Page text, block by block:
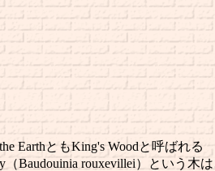
EarthともKing's Woodと呼ばれる
（Baudouinia rouxevillei）という木